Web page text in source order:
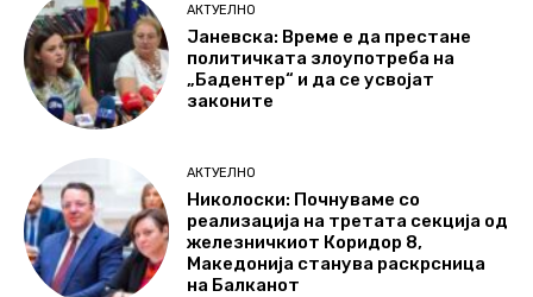
АКТУЕЛНО
Јаневска: Време е да престане
политичката злоупотреба на
„Бадентер“ и да се усвојат
законите
АКТУЕЛНО
Николоски: Почнуваме со
реализација на третата секција од
железничкиот Коридор 8,
Македонија станува раскрсница
на Балканот